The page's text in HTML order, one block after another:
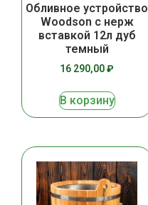
Обливное устройство
Woodson с нерж
вставкой 12л дуб
темный
16 290,00₽
В корзину